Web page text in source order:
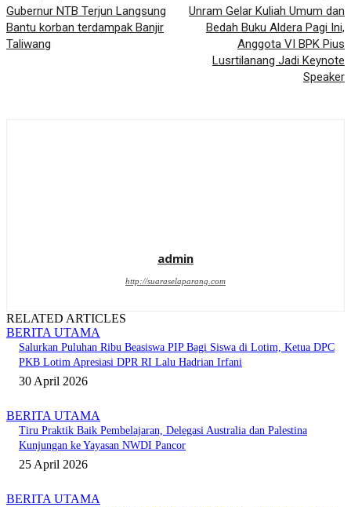
Gubernur NTB Terjun Langsung
Bantu korban terdampak Banjir
Taliwang
Unram Gelar Kuliah Umum dan
Bedah Buku Aldera Pagi Ini,
Anggota VI BPK Pius
Lusrtilanang Jadi Keynote
Speaker
admin
http://suaraselaparang.com
RELATED ARTICLES
BERITA UTAMA
Salurkan Puluhan Ribu Beasiswa PIP Bagi Siswa di Lotim, Ketua DPC
PKB Lotim Apresiasi DPR RI Lalu Hadrian Irfani
30 April 2026
BERITA UTAMA
Tiru Praktik Baik Pembelajaran, Delegasi Australia dan Palestina
Kunjungan ke Yayasan NWDI Pancor
25 April 2026
BERITA UTAMA